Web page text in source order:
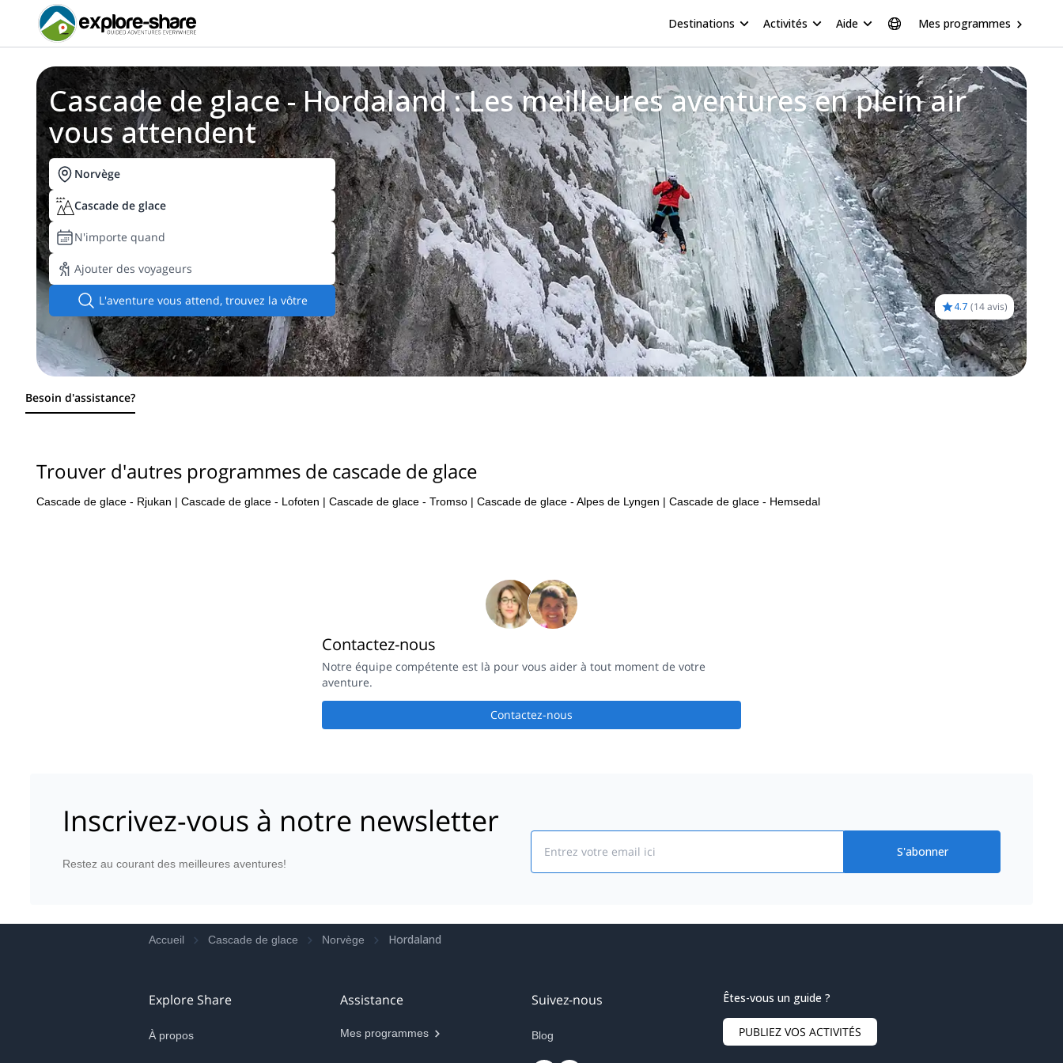
Destinations Activités Aide Mes programmes
Cascade de glace - Hordaland : Les meilleures aventures en plein air
vous attendent
Norvège
Cascade de glace
N'importe quand
Ajouter des voyageurs
L'aventure vous attend, trouvez la vôtre 4.7 (14 avis)
Besoin d'assistance?
Trouver d'autres programmes de cascade de glace
Cascade de glace - Rjukan | Cascade de glace - Lofoten | Cascade de glace - Tromso | Cascade de glace - Alpes de Lyngen | Cascade de glace - Hemsedal
Contactez-nous
Notre équipe compétente est là pour vous aider à tout moment de votre
aventure.
Contactez-nous
Inscrivez-vous à notre newsletter
Restez au courant des meilleures aventures!
S'abonner
Accueil Cascade de glace Norvège Hordaland
Explore Share
À propos
Assistance
Mes programmes
Suivez-nous
Blog
Êtes-vous un guide ?
PUBLIEZ VOS ACTIVITÉS